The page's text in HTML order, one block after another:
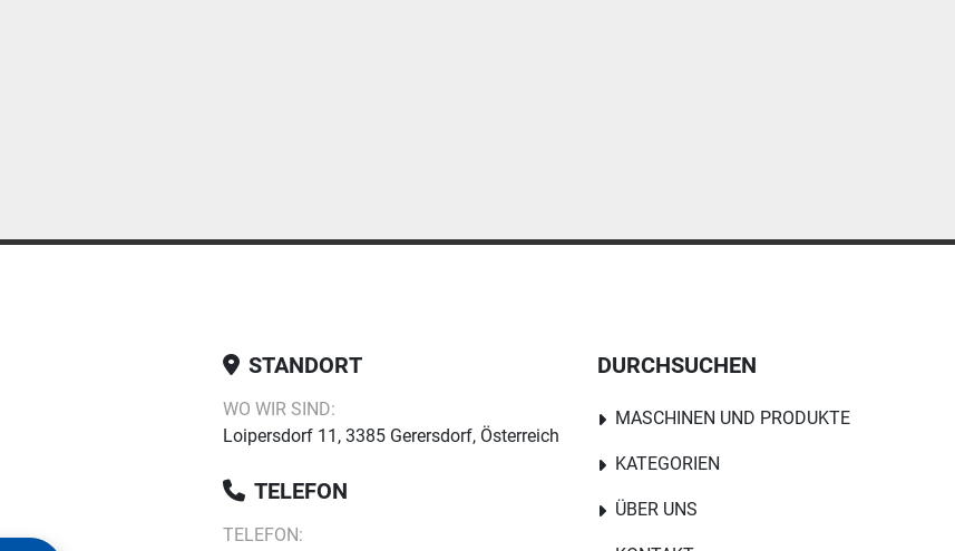
STANDORT
WO WIR SIND:
Loipersdorf 11, 3385 Gerersdorf, Österreich
TELEFON
TELEFON:
DURCHSUCHEN
MASCHINEN UND PRODUKTE
KATEGORIEN
ÜBER UNS